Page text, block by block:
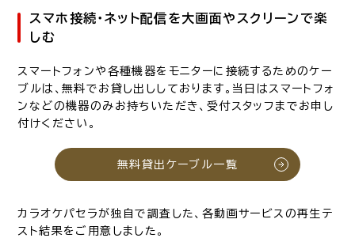
スマホ接続・ネット配信を大画面やスクリーンで楽
しむ
スマートフォンや各種機器をモニターに接続するためのケー
ブルは、無料でお貸し出ししております。当日はスマートフォ
ンなどの機器のみお持ちいただき、受付スタッフまでお申し
付けください。
無料貸出ケーブル一覧
カラオケパセラが独自で調査した、各動画サービスの再生テ
スト結果をご用意しました。